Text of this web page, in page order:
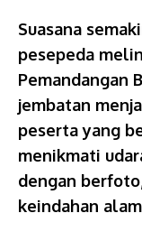
Suasana
pesepeda
Pemandangan
jembatan
peserta yang
menikmati
dengan
keindahan